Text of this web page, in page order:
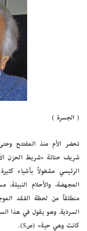
( الجسرة )
تحضر الأم منذ المفتتح
شريف حتاتة «شريط الحزن
الرئيسي مشغولاً بأشياء
المجهضة، والأحلام
منطلقاً من لحظة الفقد
السردية. وهو يقول في هذا
كانت وهي حية» (ص5).